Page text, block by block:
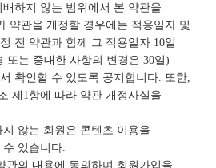
하지 않는 범위에서 본 약관을
약관을 개정할 경우에는 적용일자 및
전 약관과 함께 그 적용일자 10일
또는 중대한 사항의 변경은 30일)
확인할 수 있도록 공지합니다. 또한,
제1항에 따라 약관 개정사실을
않는 회원은 콘텐츠 이용을
있습니다.
의 내용에 동의하며 회원가입을